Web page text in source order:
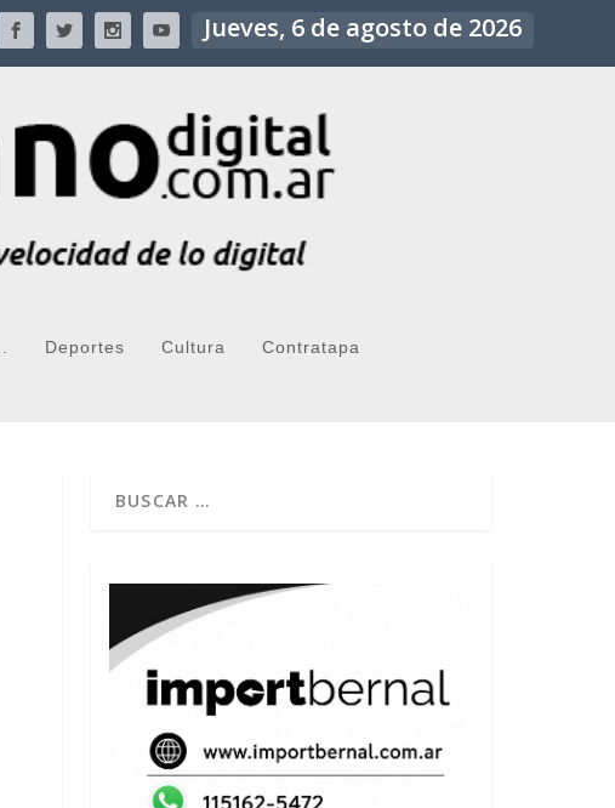
Jueves, 6 de agosto de 2026
Deportes Cultura Contratapa